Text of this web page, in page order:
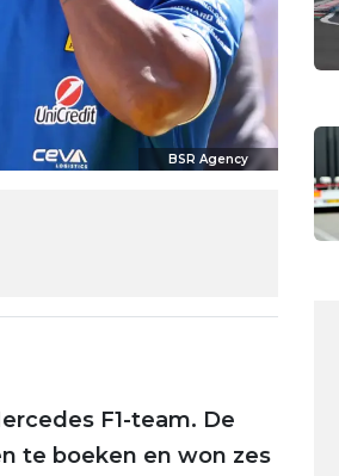
BSR Agency
F1-team. De
te boeken en won zes